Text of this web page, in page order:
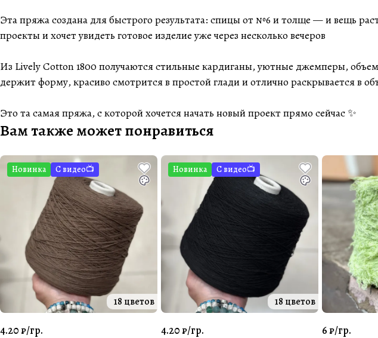
Эта пряжа создана для быстрого результата: спицы от №6 и толще — и вещь
проекты и хочет увидеть готовое изделие уже через несколько вечеров
Из Lively Cotton 1800 получаются стильные кардиганы, уютные джемперы,
держит форму, красиво смотрится в простой глади и отлично раскрывается в
Это та самая пряжа, с которой хочется начать новый проект прямо сейчас ✨
Вам также может понравиться
Новинка С видео📺
18 цветов
4.20 ₽/гр.
Новинка С видео📺
18 цветов
4.20 ₽/гр. 6 ₽/гр.